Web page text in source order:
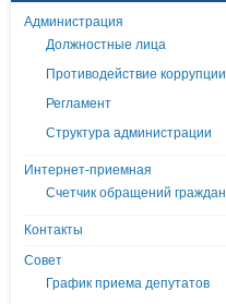
Администрация
Должностные лица
Противодействие коррупции
Регламент
Структура администрации
Интернет-приемная
Счетчик обращений граждан
Контакты
Совет
График приема депутатов